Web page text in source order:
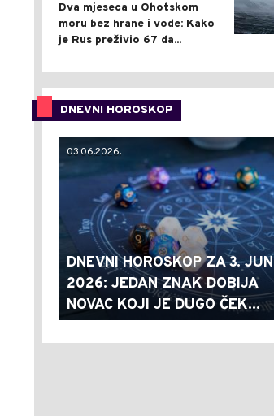
Dva mjeseca u Ohotskom
moru bez hrane i vode: Kako
je Rus preživio 67 da...
DNEVNI HOROSKOP
03.06.2026.
DNEVNI HOROSKOP ZA 3. JUN
2026: JEDAN ZNAK DOBIJA
NOVAC KOJI JE DUGO ČEK...